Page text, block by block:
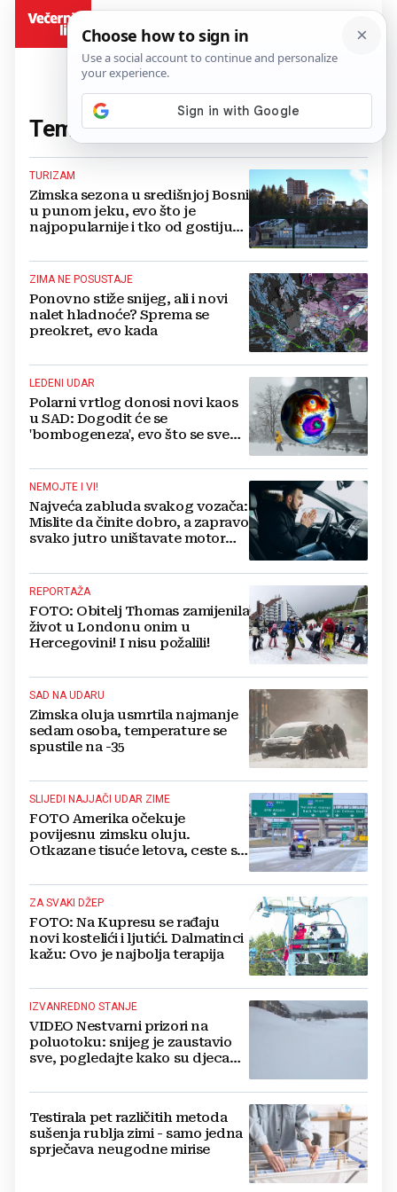
Tema:zima(303 članaka)
TURIZAM
Zimska sezona u središnjoj Bosni
u punom jeku, evo što je
najpopularnije i tko od gostiju
ZIMA NE POSUSTAJE
Ponovno stiže snijeg, ali i novi
nalet hladnoće? Sprema se
preokret, evo kada
LEDENI UDAR
Polarni vrtlog donosi novi kaos
u SAD: Dogodit će se
'bombogeneza', evo što se sve
NEMOJTE I VI!
Najveća zabluda svakog vozača:
Mislite da činite dobro, a zapravo
svako jutro uništavate motor
REPORTAŽA
FOTO: Obitelj Thomas zamijenila
život u Londonu onim u
Hercegovini! I nisu požalili!
SAD NA UDARU
Zimska oluja usmrtila najmanje
sedam osoba, temperature se
spustile na -35
SLIJEDI NAJJAČI UDAR ZIME
FOTO Amerika očekuje
povijesnu zimsku oluju.
Otkazane tisuće letova, ceste su
ZA SVAKI DŽEP
FOTO: Na Kupresu se rađaju
novi kostelići i ljutići. Dalmatinci
kažu: Ovo je najbolja terapija
IZVANREDNO STANJE
VIDEO Nestvarni prizori na
poluotoku: snijeg je zaustavio
sve, pogledajte kako su djeca
Testirala pet različitih metoda
sušenja rublja zimi - samo jedna
sprječava neugodne mirise